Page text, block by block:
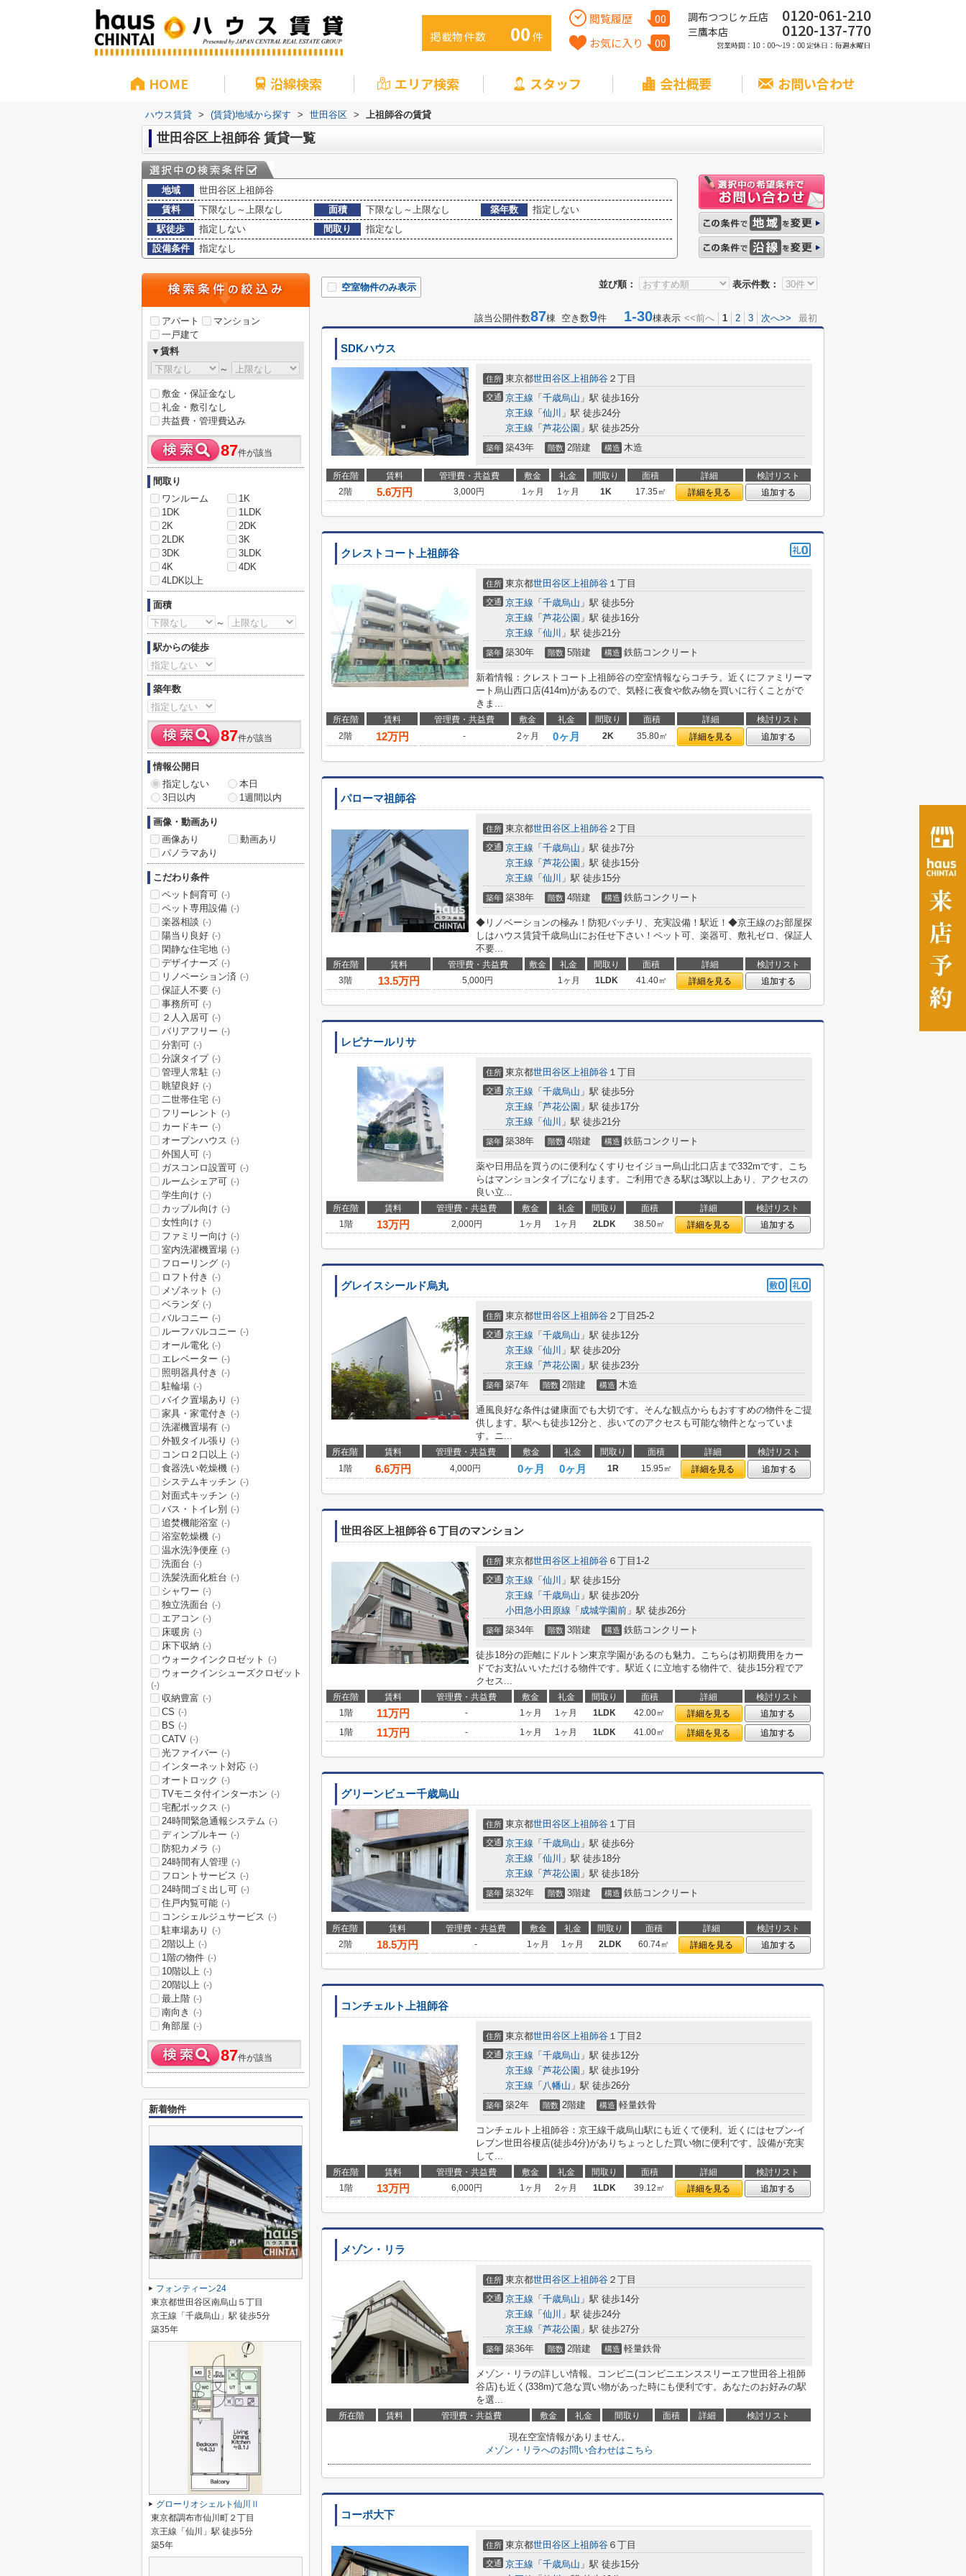
掲載物件数 00件
閲覧履歴
00
お気に入り
00
調布つつじヶ丘店 0120-061-210
三鷹本店 0120-137-770
HOME 沿線検索 エリア検索 スタッフ 会社概要 お問い合わせ
ハウス賃貸 > (賃貸)地域から探す > 世田谷区 > 上祖師谷の賃貸
世田谷区上祖師谷 賃貸一覧
地域
世田谷区上祖師谷
賃料
下限なし～上限なし 面積 下限なし～上限なし 築年数
指定しない
駅徒歩
指定しない 間取り
指定なし
設備条件
指定なし
並び順： 表示件数：
空室物件のみ表示
該当公開件数87棟 空き数9件 1-30棟表示 <<前へ 1 2 3 次へ>> 最初
SDKハウス
住所 東京都世田谷区上祖師谷 ２丁目
交通 京王線 「 千歳烏山 」駅 徒歩16分
京王線 「 仙川 」駅 徒歩24分
京王線 「 芦花公園 」駅 徒歩25分
築年 築43年 階数 2階建 構造 木造
所在階 賃料 管理費・共益費 敷金 礼金 間取り 面積 詳細
検討リスト
2階
5.6万円 3,000円 1ヶ月 1ヶ月 1K 17.35㎡ 詳細を見る 追加する
クレストコート上祖師谷
住所 東京都世田谷区上祖師谷 １丁目
交通 京王線 「 千歳烏山 」駅 徒歩5分
京王線 「 芦花公園 」駅 徒歩16分
京王線 「 仙川 」駅 徒歩21分
築年 築30年 階数 5階建 構造 鉄筋コンクリート
新着情報：クレストコート上祖師谷の空室情報ならコチラ。近くにファミリーマ
ート烏山西口店(414m)があるので、気軽に夜食や飲み物を買いに行くことがで
きま...
所在階 賃料 管理費・共益費 敷金 礼金 間取り 面積 詳細
検討リスト
2階
12万円 - 2ヶ月 0ヶ月 2K 35.80㎡ 詳細を見る 追加する
パローマ祖師谷
住所 東京都世田谷区上祖師谷 ２丁目
交通 京王線 「 千歳烏山 」駅 徒歩7分
京王線 「 芦花公園 」駅 徒歩15分
京王線 「 仙川 」駅 徒歩15分
築年 築38年 階数 4階建 構造 鉄筋コンクリート
◆リノベーションの極み！防犯バッチリ、充実設備！駅近！◆京王線のお部屋探
しはハウス賃貸千歳烏山にお任せ下さい！ペット可、楽器可、敷礼ゼロ、保証人
不要...
所在階 賃料 管理費・共益費 敷金 礼金 間取り 面積 詳細
検討リスト
3階
13.5万円 5,000円 1ヶ月 1LDK 41.40㎡ 詳細を見る 追加する
レピナールリサ
住所 東京都世田谷区上祖師谷 １丁目
交通 京王線 「 千歳烏山 」駅 徒歩5分
京王線 「 芦花公園 」駅 徒歩17分
京王線 「 仙川 」駅 徒歩21分
築年 築38年 階数 4階建 構造 鉄筋コンクリート
薬や日用品を買うのに便利なくすりセイジョー烏山北口店まで332mです。こち
らはマンションタイプになります。ご利用できる駅は3駅以上あり、アクセスの
良い立...
所在階 賃料 管理費・共益費 敷金 礼金 間取り 面積 詳細
検討リスト
1階
13万円 2,000円 1ヶ月 1ヶ月 2LDK 38.50㎡ 詳細を見る 追加する
グレイスシールド烏丸
住所 東京都世田谷区上祖師谷 ２丁目25-2
交通 京王線 「 千歳烏山 」駅 徒歩12分
京王線 「 仙川 」駅 徒歩20分
京王線 「 芦花公園 」駅 徒歩23分
築年 築7年 階数 2階建 構造 木造
通風良好な条件は健康面でも大切です。そんな観点からもおすすめの物件をご提
供します。駅へも徒歩12分と、歩いてのアクセスも可能な物件となっていま
す。ニ...
所在階 賃料 管理費・共益費 敷金 礼金 間取り 面積 詳細
検討リスト
1階
6.6万円 4,000円 0ヶ月 0ヶ月 1R 15.95㎡ 詳細を見る 追加する
世田谷区上祖師谷６丁目のマンション
住所 東京都世田谷区上祖師谷 ６丁目1-2
交通 京王線 「 仙川 」駅 徒歩15分
京王線 「 千歳烏山 」駅 徒歩20分
小田急小田原線 「 成城学園前 」駅 徒歩26分
築年 築34年 階数 3階建 構造 鉄筋コンクリート
徒歩18分の距離にドルトン東京学園があるのも魅力。こちらは初期費用をカー
ドでお支払いいただける物件です。駅近くに立地する物件で、徒歩15分程でア
クセス...
所在階 賃料 管理費・共益費 敷金 礼金 間取り 面積 詳細
検討リスト
1階
11万円 - 1ヶ月 1ヶ月 1LDK 42.00㎡ 詳細を見る
追加する
1階
11万円 - 1ヶ月 1ヶ月 1LDK 41.00㎡ 詳細を見る 追加する
グリーンビュー千歳烏山
住所 東京都世田谷区上祖師谷 １丁目
交通 京王線 「 千歳烏山 」駅 徒歩6分
京王線 「 仙川 」駅 徒歩18分
京王線 「 芦花公園 」駅 徒歩18分
築年 築32年 階数 3階建 構造 鉄筋コンクリート
所在階 賃料 管理費・共益費 敷金 礼金 間取り 面積 詳細
検討リスト
2階
18.5万円 - 1ヶ月 1ヶ月 2LDK 60.74㎡ 詳細を見る 追加する
コンチェルト上祖師谷
住所 東京都世田谷区上祖師谷 １丁目2
交通 京王線 「 千歳烏山 」駅 徒歩12分
京王線 「 芦花公園 」駅 徒歩19分
京王線 「 八幡山 」駅 徒歩26分
築年 築2年 階数 2階建 構造 軽量鉄骨
コンチェルト上祖師谷：京王線千歳烏山駅にも近くて便利。近くにはセブン-イ
レブン世田谷榎店(徒歩4分)がありちょっとした買い物に便利です。設備が充実
して...
所在階 賃料 管理費・共益費 敷金 礼金 間取り 面積 詳細
検討リスト
1階
13万円 6,000円 1ヶ月 2ヶ月 1LDK 39.12㎡ 詳細を見る 追加する
メゾン・リラ
住所 東京都世田谷区上祖師谷 ２丁目
交通 京王線 「 千歳烏山 」駅 徒歩14分
京王線 「 仙川 」駅 徒歩24分
京王線 「 芦花公園 」駅 徒歩27分
築年 築36年 階数 2階建 構造 軽量鉄骨
メゾン・リラの詳しい情報。コンビニ(コンビニエンススリーエフ世田谷上祖師
谷店)も近く(338m)て急な買い物があった時にも便利です。あなたのお好みの駅
を選...
所在階 賃料 管理費・共益費 敷金 礼金 間取り 面積 詳細 検討リスト
現在空室情報がありません。
メゾン・リラへのお問い合わせはこちら
コーポ大下
住所 東京都世田谷区上祖師谷 ６丁目
交通 京王線 「 千歳烏山 」駅 徒歩15分
アパート
マンション
一戸建て
▼賃料
～
敷金・保証金なし
礼金・敷引なし
共益費・管理費込み
87件が該当
間取り
ワンルーム
1K
1DK
1LDK
2K
2DK
2LDK
3K
3DK
3LDK
4K
4DK
4LDK以上
面積
～
駅からの徒歩
築年数
87件が該当
情報公開日
指定しない
本日
3日以内
1週間以内
画像・動画あり
画像あり
動画あり
パノラマあり
こだわり条件
ペット飼育可 (-)
ペット専用設備 (-)
楽器相談 (-)
陽当り良好 (-)
閑静な住宅地 (-)
デザイナーズ (-)
リノベーション済 (-)
保証人不要 (-)
事務所可 (-)
２人入居可 (-)
バリアフリー (-)
分割可 (-)
分譲タイプ (-)
管理人常駐 (-)
眺望良好 (-)
二世帯住宅 (-)
フリーレント (-)
カードキー (-)
オープンハウス (-)
外国人可 (-)
ガスコンロ設置可 (-)
ルームシェア可 (-)
学生向け (-)
カップル向け (-)
女性向け (-)
ファミリー向け (-)
室内洗濯機置場 (-)
フローリング (-)
ロフト付き (-)
メゾネット (-)
ベランダ (-)
バルコニー (-)
ルーフバルコニー (-)
オール電化 (-)
エレベーター (-)
照明器具付き (-)
駐輪場 (-)
バイク置場あり (-)
家具・家電付き (-)
洗濯機置場有 (-)
外観タイル張り (-)
コンロ２口以上 (-)
食器洗い乾燥機 (-)
システムキッチン (-)
対面式キッチン (-)
バス・トイレ別 (-)
追焚機能浴室 (-)
浴室乾燥機 (-)
温水洗浄便座 (-)
洗面台 (-)
洗髪洗面化粧台 (-)
シャワー (-)
独立洗面台 (-)
エアコン (-)
床暖房 (-)
床下収納 (-)
ウォークインクロゼット (-)
ウォークインシューズクロゼット
(-)
収納豊富 (-)
CS (-)
BS (-)
CATV (-)
光ファイバー (-)
インターネット対応 (-)
オートロック (-)
TVモニタ付インターホン (-)
宅配ボックス (-)
24時間緊急通報システム (-)
ディンプルキー (-)
防犯カメラ (-)
24時間有人管理 (-)
フロントサービス (-)
24時間ゴミ出し可 (-)
住戸内覧可能 (-)
コンシェルジュサービス (-)
駐車場あり (-)
2階以上 (-)
1階の物件 (-)
10階以上 (-)
20階以上 (-)
最上階 (-)
南向き (-)
角部屋 (-)
87件が該当
新着物件
フォンティーン24
東京都世田谷区南烏山５丁目
京王線「千歳烏山」駅 徒歩5分
築35年
グローリオシェルト仙川Ⅱ
東京都調布市仙川町２丁目
京王線「仙川」駅 徒歩5分
築5年